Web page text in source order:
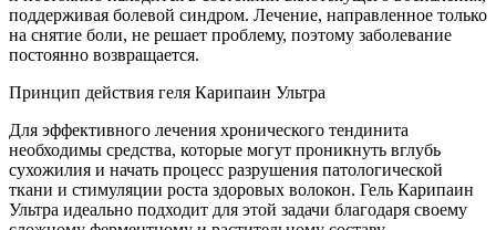
поддерживая болевой синдром. Лечение, направленное только
на снятие боли, не решает проблему, поэтому заболевание
постоянно возвращается.
Принцип действия геля Карипаин Ультра
Для эффективного лечения хронического тендинита
необходимы средства, которые могут проникнуть вглубь
сухожилия и начать процесс разрушения патологической
ткани и стимуляции роста здоровых волокон. Гель Карипаин
Ультра идеально подходит для этой задачи благодаря своему